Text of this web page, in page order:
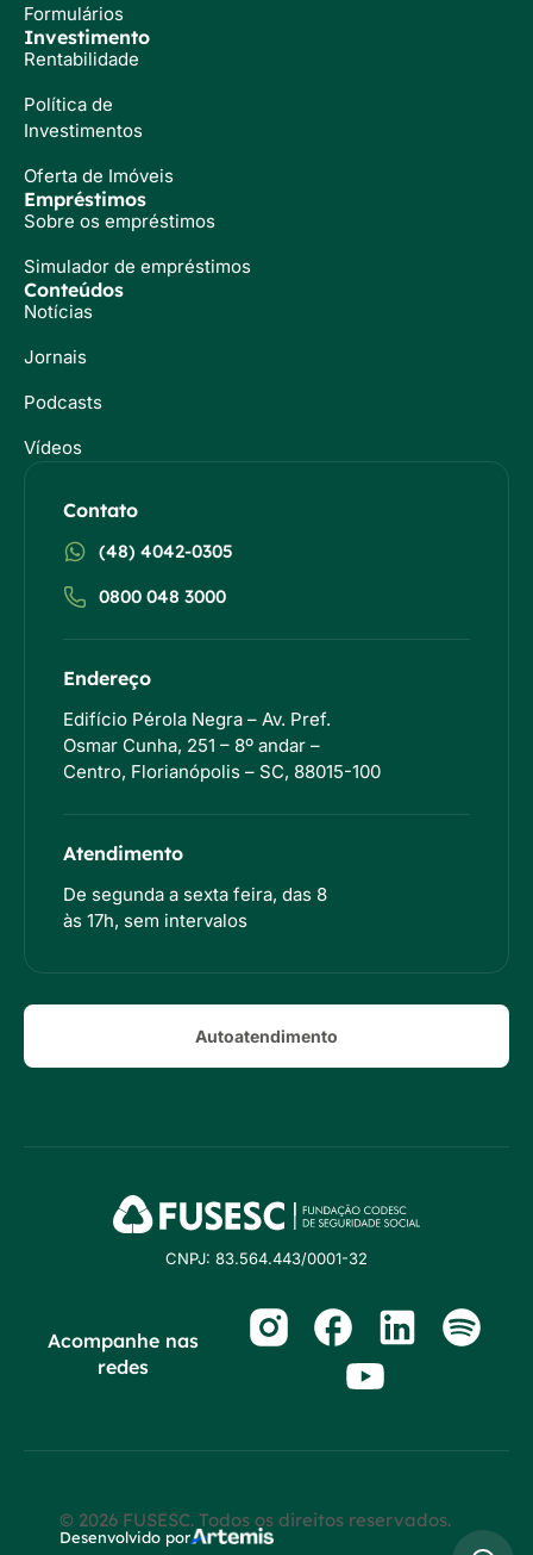
Formulários
Investimento
Rentabilidade
Política de
Investimentos
Oferta de Imóveis
Empréstimos
Sobre os empréstimos
Simulador de empréstimos
Conteúdos
Notícias
Jornais
Podcasts
Vídeos
Contato
(48) 4042-0305
0800 048 3000
Endereço
Edifício Pérola Negra – Av. Pref.
Osmar Cunha, 251 – 8º andar –
Centro, Florianópolis – SC, 88015-100
Atendimento
De segunda a sexta feira, das 8
às 17h, sem intervalos
Autoatendimento
CNPJ: 83.564.443/0001-32
Acompanhe nas
redes
© 2026 FUSESC. Todos os direitos reservados.
Desenvolvido por